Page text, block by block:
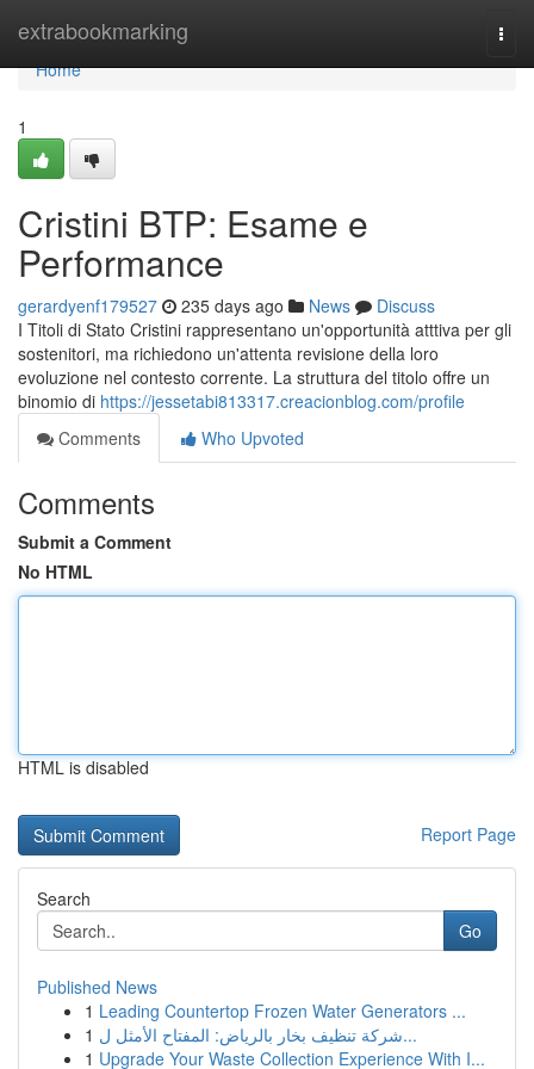
extrabookmarking
Home
Home
1
Cristini BTP: Esame e
Performance
gerardyenf179527 235 days ago News
Discuss
I Titoli di Stato Cristini rappresentano un'opportunità atttiva per gli
sostenitori, ma richiedono un'attenta revisione della loro
evoluzione nel contesto corrente. La struttura del titolo offre un
binomio di https://jessetabi813317.creacionblog.com/profile
Comments
Who Upvoted
Comments
Submit a Comment
No HTML
HTML is disabled
Report Page
Search
Go
Published News
1 Leading Countertop Frozen Water Generators ...
1
شركة تنظيف بخار بالرياض: المفتاح الأمثل ل...
1 Upgrade Your Waste Collection Experience With I...